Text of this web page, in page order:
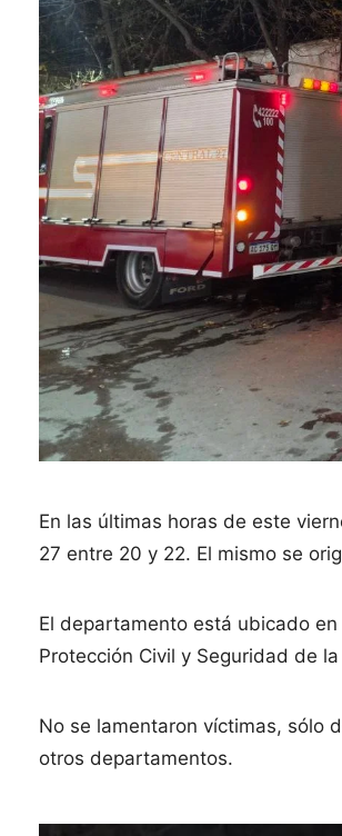
En las últimas horas de este
27 entre 20 y 22. El mismo se
El departamento está ubicado
Protección Civil y Seguridad de
No se lamentaron víctimas, sólo
otros departamentos.